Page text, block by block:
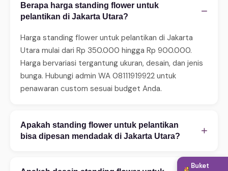
Berapa harga standing flower untuk
pelantikan di Jakarta Utara?
−
Harga standing flower untuk pelantikan di Jakarta
Utara mulai dari Rp 350.000 hingga Rp 900.000.
Harga bervariasi tergantung ukuran, desain, dan jenis
bunga. Hubungi admin WA 08111919922 untuk
penawaran custom sesuai budget Anda.
Apakah standing flower untuk pelantikan
bisa dipesan mendadak di Jakarta Utara?
+
Ya, WinnerFleur menerima pesanan mendadak 24 jam.
Buket